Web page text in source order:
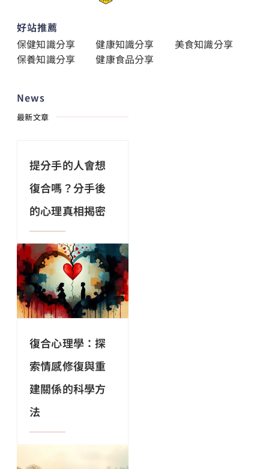
好站推薦
保健知識分享
健康知識分享
美食知識分享
保養知識分享
健康食品分享
News
最新文章
提分手的人會想
復合嗎？分手後
的心理真相揭密
復合心理學：探
索情感修復與重
建關係的科學方
法